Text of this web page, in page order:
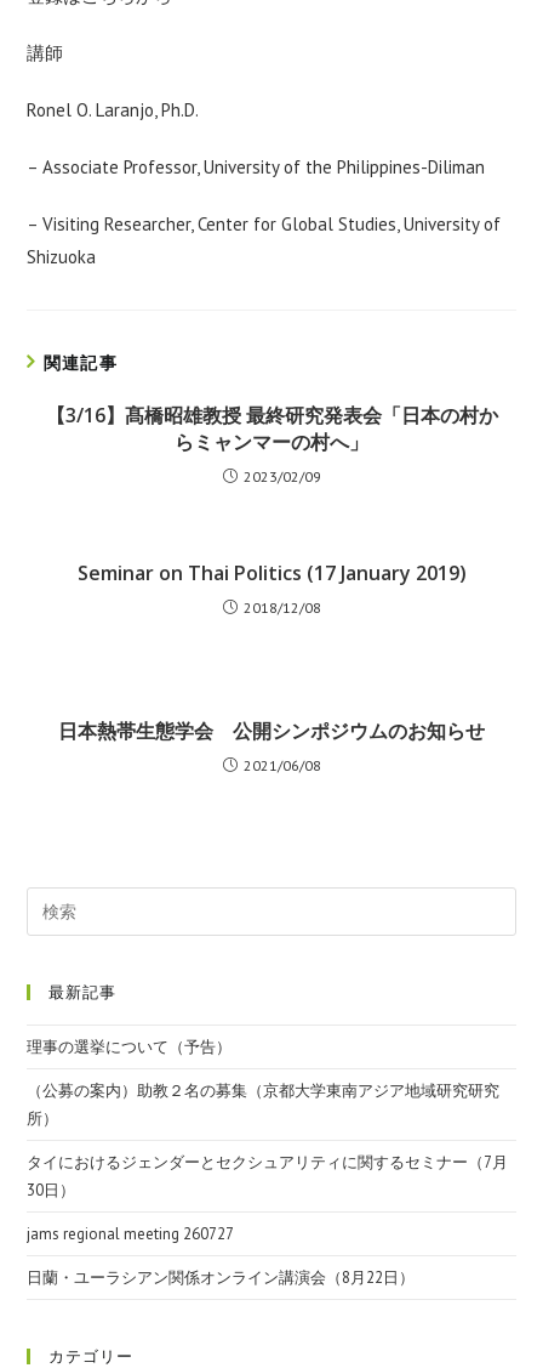
講師
Ronel O. Laranjo, Ph.D.
– Associate Professor, University of the Philippines-Diliman
– Visiting Researcher, Center for Global Studies, University of
Shizuoka
関連記事
【3/16】髙橋昭雄教授 最終研究発表会「日本の村か
らミャンマーの村へ」
2023/02/09
Seminar on Thai Politics (17 January 2019)
2018/12/08
日本熱帯生態学会 公開シンポジウムのお知らせ
2021/06/08
最新記事
理事の選挙について（予告）
（公募の案内）助教２名の募集（京都大学東南アジア地域研究研究
所）
タイにおけるジェンダーとセクシュアリティに関するセミナー（7月
30日）
jams regional meeting 260727
日蘭・ユーラシアン関係オンライン講演会（8月22日）
カテゴリー